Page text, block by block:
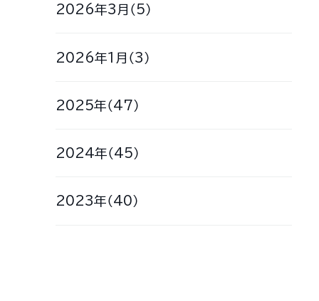
2026年3月（5）
2026年1月（3）
2025年（47）
2024年（45）
2023年（40）